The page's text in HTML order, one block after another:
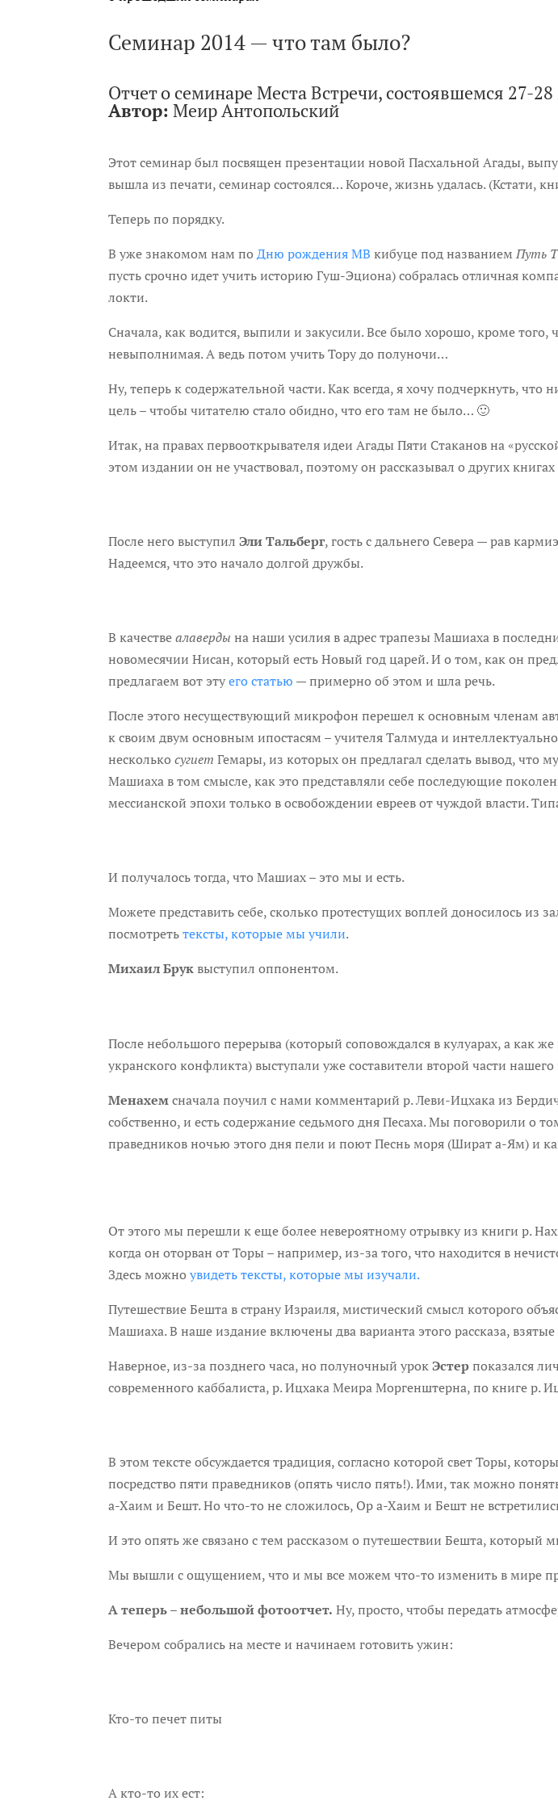
Семинар 2014 — что там было?
Отчет о семинаре Места Встречи, состоявшемся 27-
Автор: Меир Антопольский
Этот семинар был посвящен презентации новой Пасхальной Агады,
вышла из печати, семинар состоялся… Короче, жизнь удалась. (Кстати,
Теперь по порядку.
В уже знакомом нам поДню рождения МВ кибуце под названиемПуть
пусть срочно идет учить историю Гуш-Эциона) собралась отличная
локти.
Сначала, как водится, выпили и закусили. Все было хорошо, кроме того,
невыполнимая. А ведь потом учить Тору до полуночи…
Ну, теперь к содержательной части. Как всегда, я хочу подчеркнуть,
цель – чтобы читателю стало обидно, что его там не было… 🙂
Итак, на правах первооткрывателя идеи Агады Пяти Стаканов на
этом издании он не участвовал, поэтому он рассказывал о других книгах
После него выступилЭли Тальберг, гость с дальнего Севера — рав
Надеемся, что это начало долгой дружбы.
В качествеалаверды на наши усилия в адрес трапезы Машиаха в
новомесячии Нисан, который есть Новый год царей. И о том, как он
предлагаем вот этуего статью — примерно об этом и шла речь.
После этого несуществующий микрофон перешел к основным членам
к своим двум основным ипостасям – учителя Талмуда и
несколькосугиет Гемары, из которых он предлагал сделать вывод, что
Машиаха в том смысле, как это представляли себе последующие
мессианской эпохи только в освобождении евреев от чуждой власти.
И получалось тогда, что Машиах – это мы и есть.
Можете представить себе, сколько протестущих воплей доносилось из
посмотретьтексты, которые мы учили.
Михаил Бруквыступил оппонентом.
После небольшого перерыва (который соповождался в кулуарах, а как
укранского конфликта) выступали уже составители второй части
Менахемсначала поучил с нами комментарий р. Леви-Ицхака из
собственно, и есть содержание седьмого дня Песаха. Мы поговорили о
праведников ночью этого дня пели и поют Песнь моря (Шират а-Ям) и
От этого мы перешли к еще более невероятному отрывку из книги р.
когда он оторван от Торы – например, из-за того, что находится в
Здесь можноувидеть тексты, которые мы изучали.
Путешествие Бешта в страну Израиля, мистический смысл которого
Машиаха. В наше издание включены два варианта этого рассказа,
Наверное, из-за позднего часа, но полуночный урокЭстерпоказался
современного каббалиста, р. Ицхака Меира Моргенштерна, по книге р.
В этом тексте обсуждается традиция, согласно которой свет Торы,
посредство пяти праведников (опять число пять!). Ими, так можно
а-Хаим и Бешт. Но что-то не сложилось, Ор а-Хаим и Бешт не
И это опять же связано с тем рассказом о путешествии Бешта, который
Мы вышли с ощущением, что и мы все можем что-то изменить в мире
А теперь – небольшой фотоотчет. Ну, просто, чтобы передать
Вечером собрались на месте и начинаем готовить ужин:
Кто-то печет питы
А кто-то их ест: